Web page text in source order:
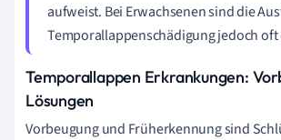
aufweist. Bei Erwachsenen sind die
Temporallappenschädigung jedoch
Temporallappen Erkrankungen:
Lösungen
Vorbeugung und Früherkennung sind